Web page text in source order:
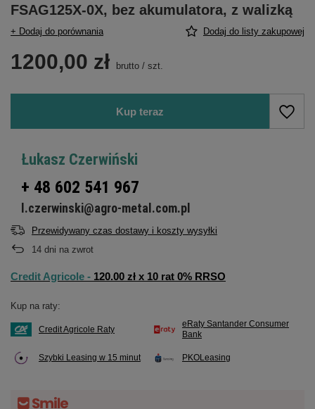
FSAG125X-0X, bez akumulatora, z walizką
+ Dodaj do porównania Dodaj do listy zakupowej
1200,00 zł brutto / szt.
Kup teraz
Łukasz Czerwiński
+ 48 602 541 967
l.czerwinski@agro-metal.com.pl
Przewidywany czas dostawy i koszty wysyłki
14 dni na zwrot
Credit Agricole - 120.00 zł x 10 rat 0% RRSO
Kup na raty:
Credit Agricole Raty
eRaty Santander Consumer
Bank
Szybki Leasing w 15 minut PKOLeasing